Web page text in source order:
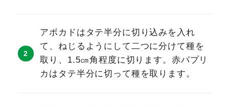
アボカドはタテ半分に切り込みを入れ
て、ねじるようにして二つに分けて種を
取り、1.5㎝角程度に切ります。赤パプリ
カはタテ半分に切って種を取ります。